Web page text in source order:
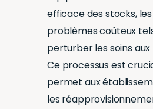
efficace des stocks,
problèmes coûteux
perturber les soins
Ce processus est
permet aux
les